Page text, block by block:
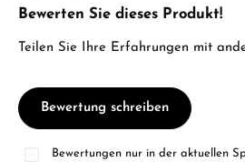
Durchschnittliche Bewertung von 0
Bewerten Sie dieses Produkt!
Teilen Sie Ihre Erfahrungen mit
Bewertung schreiben
Bewertungen nur in der aktuellen